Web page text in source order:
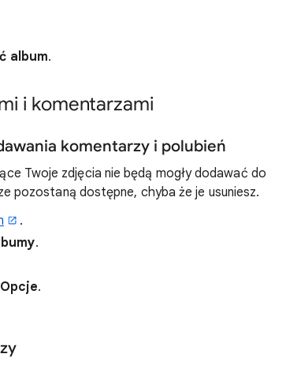
album.
i komentarzami
komentarzy i polubień
Twoje zdjęcia nie będą mogły dodawać do
pozostaną dostępne, chyba że je usuniesz.
.
.
Opcje.